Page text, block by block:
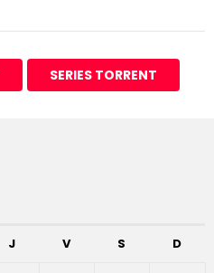
SERIES TORRENT
J V S D